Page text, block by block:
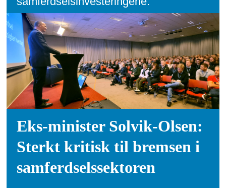
Eks-minister Solvik-Olsen:
Sterkt kritisk til bremsen i
samferdselssektoren